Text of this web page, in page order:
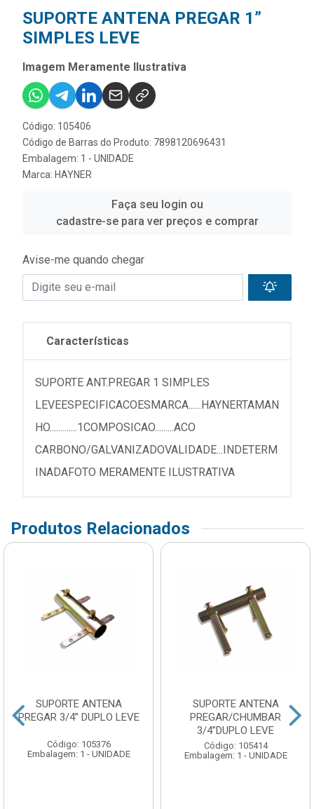
SUPORTE ANTENA PREGAR 1”
SIMPLES LEVE
Imagem Meramente Ilustrativa
Código: 105406
Código de Barras do Produto: 7898120696431
Embalagem: 1 - UNIDADE
Marca: HAYNER
Faça seu login ou
cadastre-se para ver preços e comprar
Avise-me quando chegar
Características
SUPORTE ANT.PREGAR 1 SIMPLES
LEVEESPECIFICACOESMARCA......HAYNERTAMAN
HO.............1COMPOSICAO.........ACO
CARBONO/GALVANIZADOVALIDADE...INDETERM
INADAFOTO MERAMENTE ILUSTRATIVA
Produtos Relacionados
SUPORTE ANTENA
PREGAR 3/4” DUPLO LEVE
Código: 105376
Embalagem: 1 - UNIDADE
SUPORTE ANTENA
PREGAR/CHUMBAR
3/4”DUPLO LEVE
Código: 105414
Embalagem: 1 - UNIDADE